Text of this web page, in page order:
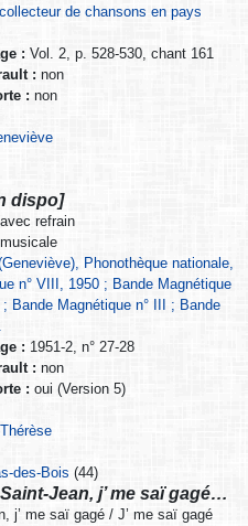
de chansons en pays
: Vol. 2, p. 528-530, chant 161
: non
: non
dispo]
refrain
Phonothèque nationale,
n° VIII, 1950 ; Bande Magnétique
Bande Magnétique n° III ; Bande
: 1951-2, n° 27-28
: non
: oui (Version 5)
des-Bois (44)
Jean, j’ me saï gagé…
j’ me saï gagé / J’ me saï gagé